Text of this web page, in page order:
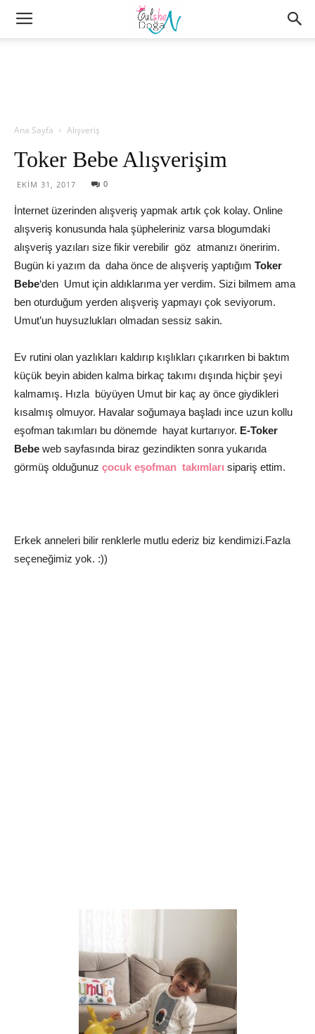
Ana Sayfa Alışveriş
Toker Bebe Alışverişim
EKIM 31, 2017 0
İnternet üzerinden alışveriş yapmak artık çok kolay. Online
alışveriş konusunda hala şüpheleriniz varsa blogumdaki
alışveriş yazıları size fikir verebilir göz atmanızı öneririm.
Bugün ki yazım da daha önce de alışveriş yaptığım Toker
Bebe‘den Umut için aldıklarıma yer verdim. Sizi bilmem ama
ben oturduğum yerden alışveriş yapmayı çok seviyorum.
Umut’un huysuzlukları olmadan sessiz sakin.
Ev rutini olan yazlıkları kaldırıp kışlıkları çıkarırken bi baktım
küçük beyin abiden kalma birkaç takımı dışında hiçbir şeyi
kalmamış. Hızla büyüyen Umut bir kaç ay önce giydikleri
kısalmış olmuyor. Havalar soğumaya başladı ince uzun kollu
eşofman takımları bu dönemde hayat kurtarıyor. E-Toker
Bebe web sayfasında biraz gezindikten sonra yukarıda
görmüş olduğunuz çocuk eşofman takımları sipariş ettim.
Erkek anneleri bilir renklerle mutlu ederiz biz kendimizi.Fazla
seçeneğimiz yok. :))